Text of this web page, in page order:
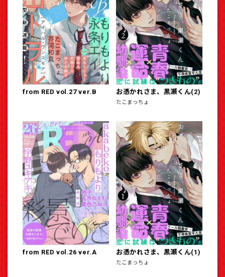
from RED vol.27 ver.B お憑かれさま、黒瀬くん(2)
たこまっちょ
from RED vol.26 ver.A お憑かれさま、黒瀬くん(1)
たこまっちょ